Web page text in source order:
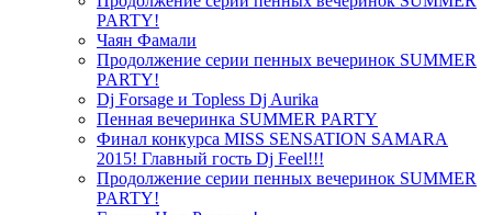
PARTY!
Чаян Фамали
Продолжение серии пенных вечеринок SUMMER
PARTY!
Dj Forsage и Topless Dj Aurika
Пенная вечеринка SUMMER PARTY
Финал конкурса MISS SENSATION SAMARA
2015! Главный гость Dj Feel!!!
Продолжение серии пенных вечеринок SUMMER
PARTY!